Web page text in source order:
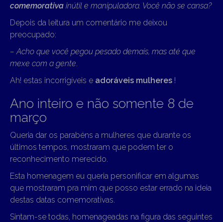
comemorativa inútil e manipuladora. Você não se cansa?
Depois da leitura um comentário me deixou
preocupado:
– Acho que você pegou pesado demais, mas até que
mexe com a gente
Ah! estas incorrigíveis e adoráveis mulheres !
Ano inteiro e não somente 8 de
março
Queria dar os parabéns a mulheres que durante os
últimos tempos, mostraram que podem ter o
reconhecimento merecido.
Esta homenagem eu queria personificar em algumas
que mostraram pra mim que posso estar errado na ideia
destas datas comemorativas.
Sintam-se todas, homenageadas na figura das seguintes